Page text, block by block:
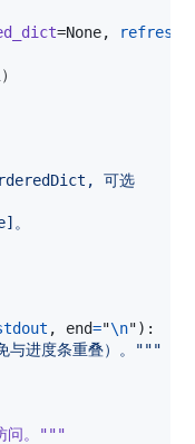
=None, refresh
可选
。
, end="\n"):
与进度条重叠）。"""
问。"""